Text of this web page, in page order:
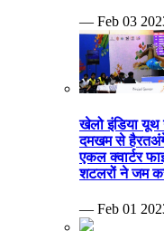
— Feb 03
खेलो इंडिया यूथ
दमखम से
एकल क्वार्टर
शटलरों ने जम
— Feb 01